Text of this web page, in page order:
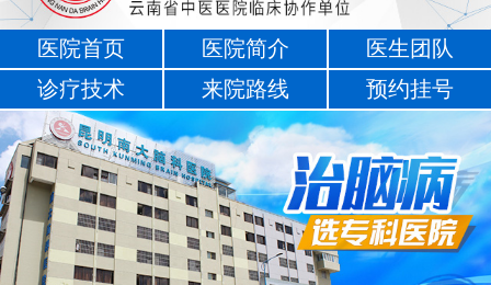
医院首页 医院简介
医生团队
诊疗技术
来院路线 预约挂号